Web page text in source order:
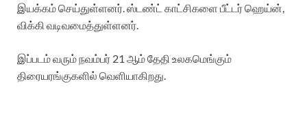
இயக்கம் செய்துள்ளனர். ஸ்டண்ட் காட்சிகளை பீட்டர் ஹெய்ன்,
விக்கி வடிவமைத்துள்ளனர்.
இப்படம் வரும் நவம்பர் 21 ஆம் தேதி உலகமெங்கும்
திரையரங்குகளில் வெளியாகிறது.